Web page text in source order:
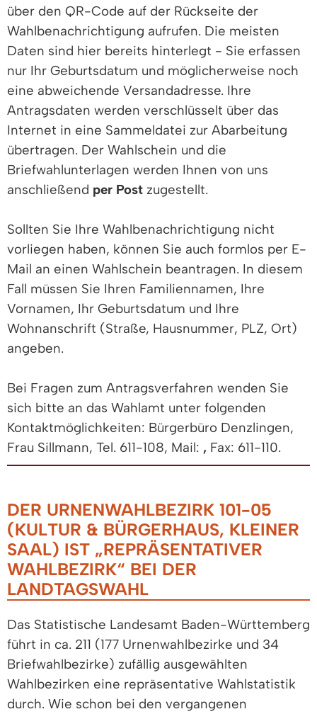
über den QR-Code auf der Rückseite der
Wahlbenachrichtigung aufrufen. Die meisten
Daten sind hier bereits hinterlegt - Sie erfassen
nur Ihr Geburtsdatum und möglicherweise noch
eine abweichende Versandadresse. Ihre
Antragsdaten werden verschlüsselt über das
Internet in eine Sammeldatei zur Abarbeitung
übertragen. Der Wahlschein und die
Briefwahlunterlagen werden Ihnen von uns
anschließend per Post zugestellt.
Sollten Sie Ihre Wahlbenachrichtigung nicht
vorliegen haben, können Sie auch formlos per E-
Mail an einen Wahlschein beantragen. In diesem
Fall müssen Sie Ihren Familiennamen, Ihre
Vornamen, Ihr Geburtsdatum und Ihre
Wohnanschrift (Straße, Hausnummer, PLZ, Ort)
angeben.
Bei Fragen zum Antragsverfahren wenden Sie
sich bitte an das Wahlamt unter folgenden
Kontaktmöglichkeiten: Bürgerbüro Denzlingen,
Frau Sillmann, Tel. 611-108, Mail: , Fax: 611-110.
DER URNENWAHLBEZIRK 101-05
(KULTUR & BÜRGERHAUS, KLEINER
SAAL) IST „REPRÄSENTATIVER
WAHLBEZIRK“ BEI DER
LANDTAGSWAHL
Das Statistische Landesamt Baden-Württemberg
führt in ca. 211 (177 Urnenwahlbezirke und 34
Briefwahlbezirke) zufällig ausgewählten
Wahlbezirken eine repräsentative Wahlstatistik
durch. Wie schon bei den vergangenen